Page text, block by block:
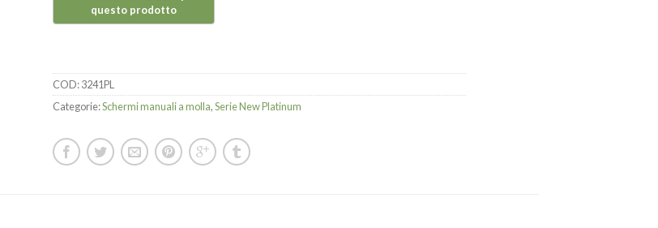
COD:3241PL
Categorie:Schermi manuali a molla,Serie New Platinum